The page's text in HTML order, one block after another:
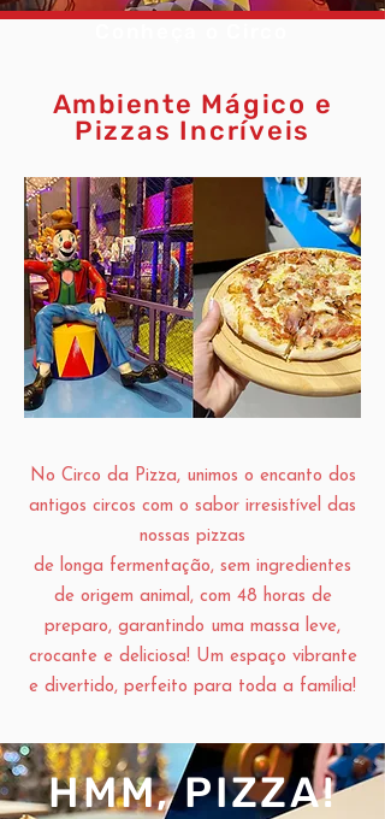
Ambiente Mágico e
Pizzas Incríveis
No Circo da Pizza, unimos o encanto dos
antigos circos com o sabor irresistível das
nossas pizzas
de longa fermentação, sem ingredientes
de origem animal, com 48 horas de
preparo, garantindo uma massa leve,
crocante e deliciosa! Um espaço vibrante
e divertido, perfeito para toda a família!
HMM, PIZZA!